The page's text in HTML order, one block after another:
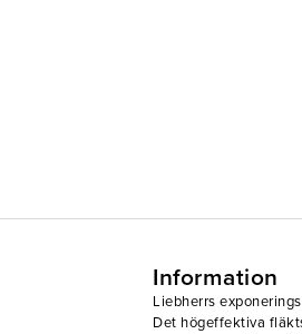
Information
Liebherrs
Det högeffektiva